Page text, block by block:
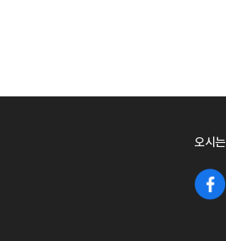
오시